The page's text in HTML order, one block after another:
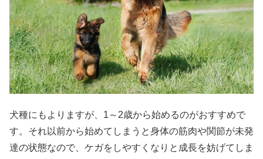
犬種にもよりますが、1～2歳から始めるのがおすすめで
す。それ以前から始めてしまうと身体の筋肉や関節が未発
達の状態なので、ケガをしやすくなりと成長を妨げてしま